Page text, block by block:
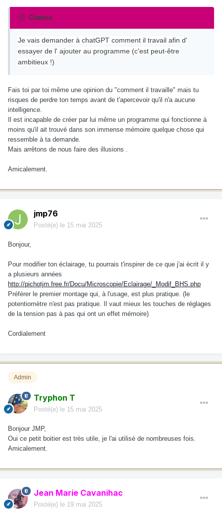
Citation
Je vais demander à chatGPT comment il travail afin d'
essayer de l' ajouter au programme (c'est peut-être
ambitieux !)
Fais toi par toi même une opinion du "comment il travaille" mais tu
risques de perdre ton temps avant de t'apercevoir qu'il n'a aucune
intelligence.
Il est incapable de créer par lui même un programme qui fonctionne à
moins qu'il ait trouvé dans son immense mémoire quelque chose qui
ressemble à ta demande.
Mais arrêtons de nous faire des illusions .
Amicalement.
jmp76
Posté(e) le 15 mai 2025
Bonjour,
Pour modifier ton éclairage, tu pourrais t'inspirer de ce que j'ai écrit il y
a plusieurs années
http://pichotjm.free.fr/Docu/Microscopie/Eclairage/_Modif_BHS.php
Préférer le premier montage qui, à l'usage, est plus pratique. (le
potentiomètre n'est pas pratique. Il vaut mieux les touches de réglages
de la tension pas à pas qui ont un effet mémoire)
Cordialement
Admin
Tryphon T
Posté(e) le 15 mai 2025
Bonjour JMP,
Oui ce petit boitier est très utile, je l'ai utilisé de nombreuses fois.
Amicalement.
Jean Marie Cavanihac
Posté(e) le 19 mai 2025